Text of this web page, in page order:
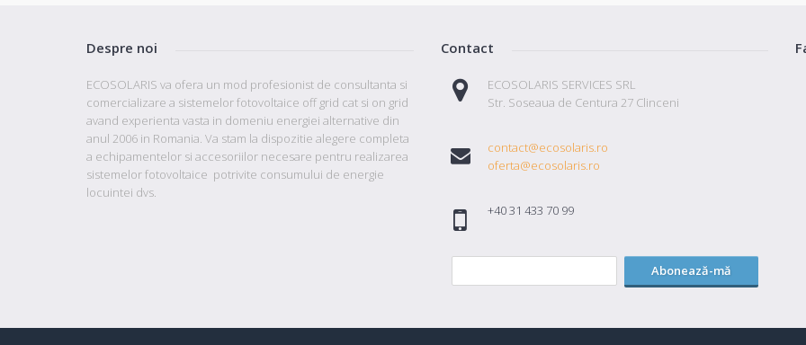
Despre noi
ECOSOLARIS va ofera un mod profesionist de consultanta si
comercializare a sistemelor fotovoltaice off grid cat si on grid
avand experienta vasta in domeniu energiei alternative din
anul 2006 in Romania. Va stam la dispozitie alegere completa
a echipamentelor si accesoriilor necesare pentru realizarea
sistemelor fotovoltaice potrivite consumului de energie
locuintei dvs.
Contact
ECOSOLARIS SERVICES SRL
Str. Soseaua de Centura 27 Clinceni
contact@ecosolaris.ro
oferta@ecosolaris.ro
+40 31 433 70 99
Abonează-mă